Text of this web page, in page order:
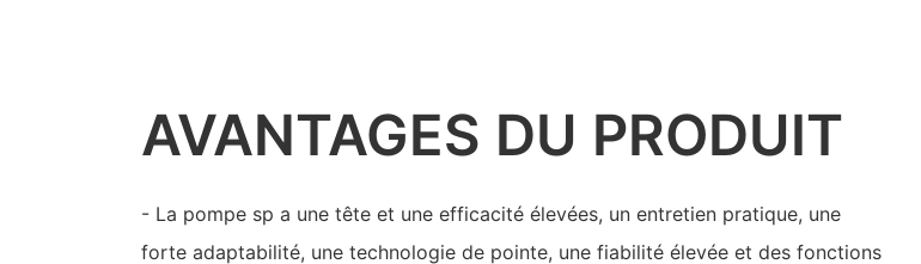
AVANTAGES DU PRODUIT
- La pompe sp a une tête et une efficacité élevées, un entretien pratique, une
forte adaptabilité, une technologie de pointe, une fiabilité élevée et des fonctions